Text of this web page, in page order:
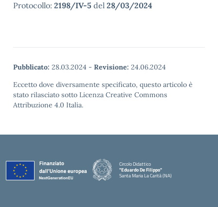
Protocollo: 2198/IV-5 del 28/03/2024
Pubblicato: 28.03.2024 - Revisione: 24.06.2024
Eccetto dove diversamente specificato, questo articolo è
stato rilasciato sotto Licenza Creative Commons
Attribuzione 4.0 Italia.
Circolo Didattico
"Eduardo De Filippo"
Santa Maria La Carità (NA)